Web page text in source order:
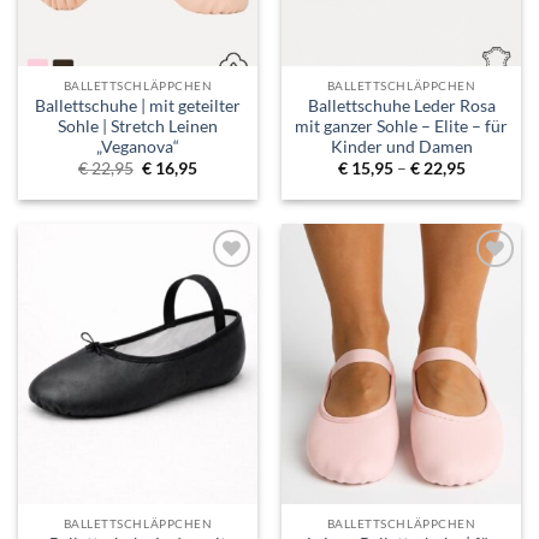
BALLETTSCHLÄPPCHEN
Ballettschuhe | mit geteilter
Sohle | Stretch Leinen
„Veganova“
€22,95 Ursprünglicher
Preis
war:
€ 16,95Aktueller
ist:
BALLETTSCHLÄPPCHEN
Ballettschuhe Leder Rosa
mit ganzer Sohle – Elite – für
Kinder und Damen
€15,95 – €22,95
bis
Toevoegen
aan
verlanglijst
BALLETTSCHLÄPPCHEN
Toevoegen
aan
verlanglijst
BALLETTSCHLÄPPCHEN